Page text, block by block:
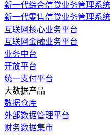
新一代综合信贷业务管理系统
新一代零售信贷业务管理系统
互联网核心业务平台
互联网金融业务平台
业务中台
开放平台
统一支付平台
大数据产品
数据仓库
外部数据管理平台
财务数据集市